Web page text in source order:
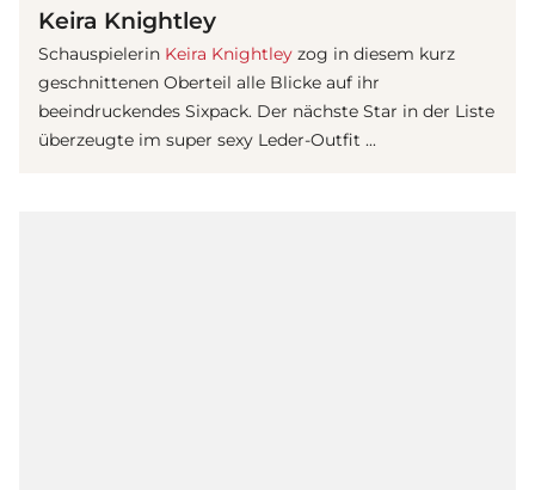
Keira Knightley
Schauspielerin Keira Knightley zog in diesem kurz
geschnittenen Oberteil alle Blicke auf ihr
beeindruckendes Sixpack. Der nächste Star in der Liste
überzeugte im super sexy Leder-Outfit ...